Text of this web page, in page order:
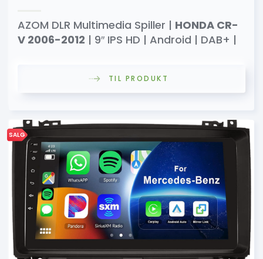
AZOM DLR Multimedia Spiller | HONDA CR-
V 2006-2012 | 9″ IPS HD | Android | DAB+ |
TIL PRODUKT
SALG